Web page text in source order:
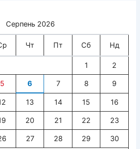
Серпень 2026
Чт Пт Сб Нд
1 2
5 6 7 8 9
13 14 15 16
20 21 22 23
27 28 29 30